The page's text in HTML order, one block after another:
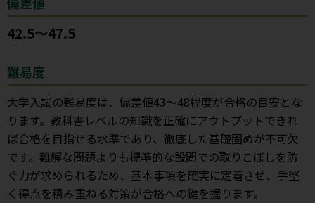
42.5～47.5
難易度
大学入試の難易度は、偏差値43〜48程度が合格の目安とな
ります。教科書レベルの知識を正確にアウトプットできれ
ば合格を目指せる水準であり、徹底した基礎固めが不可欠
です。難解な問題よりも標準的な設問での取りこぼしを防
ぐ力が求められるため、基本事項を確実に定着させ、手堅
く得点を積み重ねる対策が合格への鍵を握ります。